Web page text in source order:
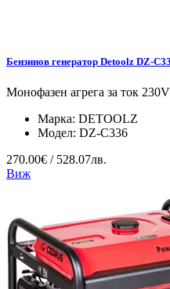
Бензинов генератор Detoolz DZ-
Монофазен агрега за ток
Марка: DETOOLZ
Модел: DZ-C336
270.00€ / 528.07лв.
Виж